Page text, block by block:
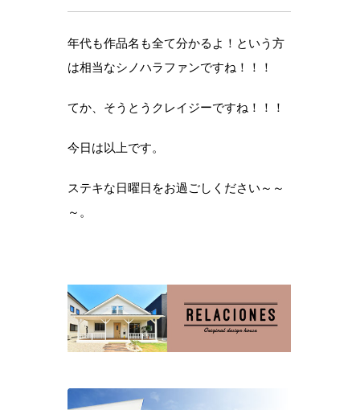
年代も作品名も全て分かるよ！という方
は相当なシノハラファンですね！！！
てか、そうとうクレイジーですね！！！
今日は以上です。
ステキな日曜日をお過ごしください～～
～。